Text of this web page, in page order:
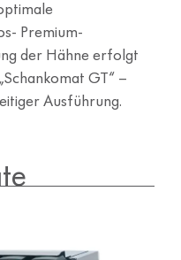
Premium-
der Hähne erfolgt
GT“ –
Ausführung.